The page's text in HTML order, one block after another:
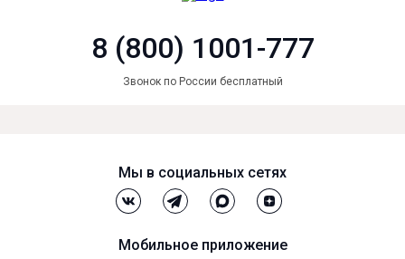
8 (800) 1001-777
Звонок по России бесплатный
Мы в социальных сетях
Мобильное приложение